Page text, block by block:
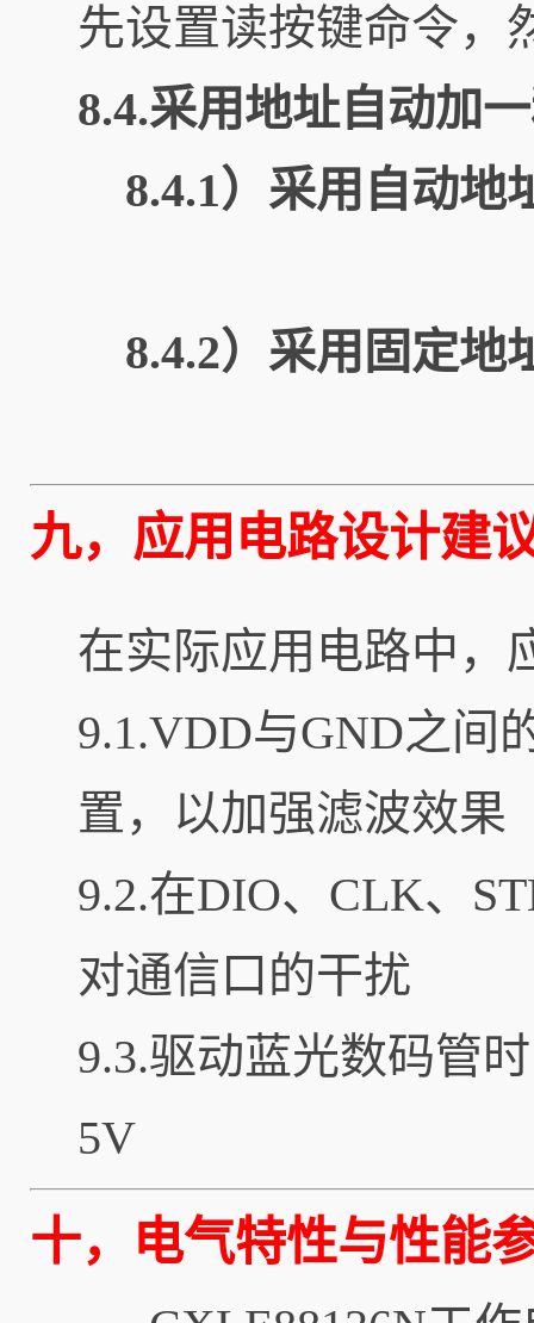
先设置读按键命令，
8.4.采用地址自动加
8.4.1）采用自动地
8.4.2）采用固定地
九，应用电路设计建
在实际应用电路中，
9.1.VDD与GND之间
置，以加强滤波效果
9.2.在DIO、CLK、
对通信口的干扰
9.3.驱动蓝光数码管
5V
十，电气特性与性能